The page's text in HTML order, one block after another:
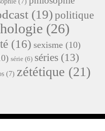
(19)politique
(26)
(16) sexisme (10)
série (6) séries (13)
(7) zététique (21)